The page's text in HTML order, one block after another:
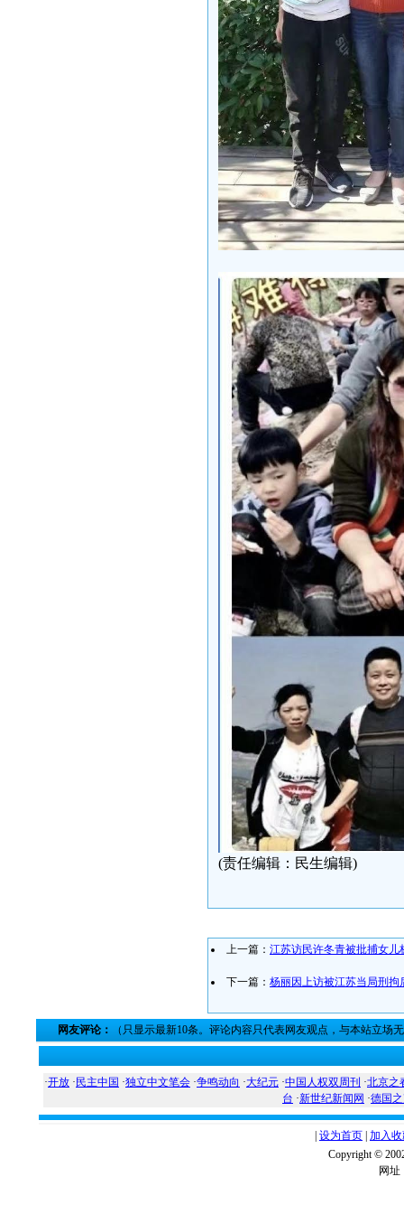
(责任编辑：民生编辑)
上一篇： 江苏访民许冬青被批捕女儿
下一篇： 杨丽因上访被江苏当局刑拘
网友评论： （只显示最新10条。评论内容只代表网友观点，与本站立场
·开放 · 民主中国 ·独立中文笔会 ·争鸣动向 ·大纪元 ·中国人权双周刊 ·北京之
台 ·新世纪新闻网 ·德国
设为首页 加入
Copyright ©
网址